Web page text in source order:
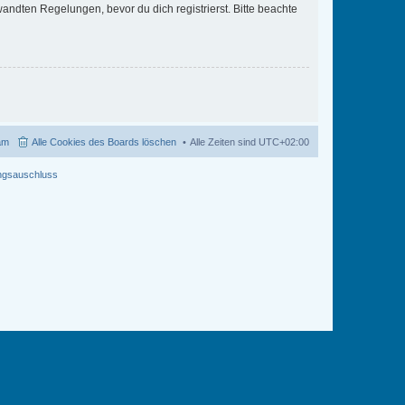
Regelungen, bevor du dich registrierst. Bitte beachte
Alle Zeiten sind UTC+02:00
Alle Cookies des Boards löschen